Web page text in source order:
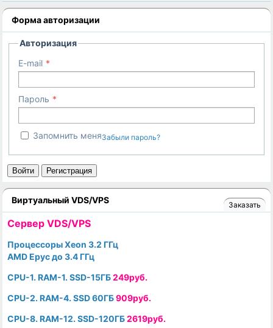
Форма авторизации
Авторизация
E-mail
Пароль
Запомнить меняЗабыли пароль?
Войти Регистрация
Виртуальный VDS/VPS Заказать
Cервер VDS/VPS
Процессоры Xeon 3.2 ГГц
AMD Epyc до 3.4 ГГц
CPU-1. RAM-1. SSD-15ГБ249руб.
CPU-2. RAM-4. SSD 60ГБ909руб.
CPU-8. RAM-12. SSD-120ГБ2619руб.